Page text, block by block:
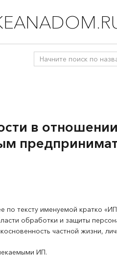
в
тексту именуемой кратко
обработки и защиты
частной жизни,
ИП.